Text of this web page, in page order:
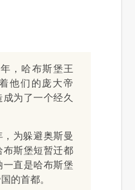
，哈布斯堡王
他们的庞大帝
为了一个经久
为躲避奥斯曼
斯堡短暂迁都
直是哈布斯堡
的首都。